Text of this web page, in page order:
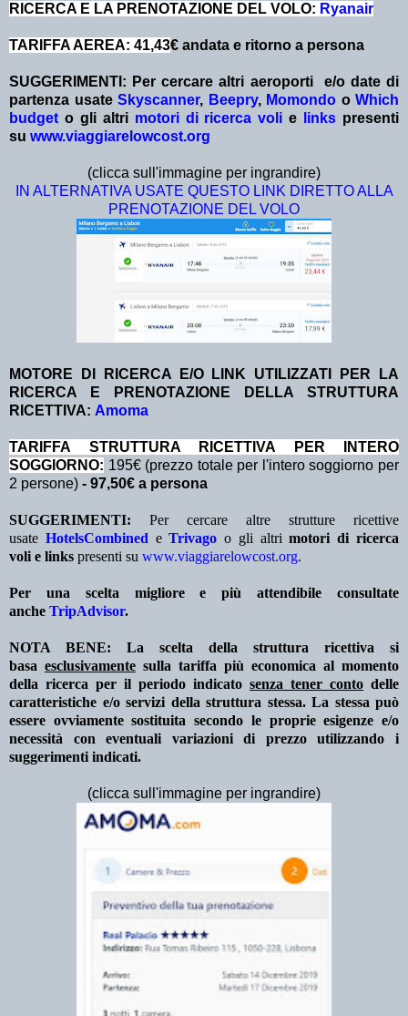
RICERCA E LA PRENOTAZIONE DEL VOLO: Ryanair
TARIFFA AEREA: 41,43€ andata e ritorno a persona
SUGGERIMENTI: Per cercare altri aeroporti e/o date di
partenza usate Skyscanner, Beepry, Momondo o Which
budget o gli altri motori di ricerca voli e links presenti
su www.viaggiarelowcost.org
(clicca sull'immagine per ingrandire)
IN ALTERNATIVA USATE QUESTO LINK DIRETTO ALLA
PRENOTAZIONE DEL VOLO
MOTORE DI RICERCA E/O LINK UTILIZZATI PER LA
RICERCA E PRENOTAZIONE DELLA STRUTTURA
RICETTIVA: Amoma
TA RIFFA STRUTTURA RICETTIVA PER INTERO
SOGGIORNO: 195€ (prezzo totale per l'intero soggiorno per
2 persone) - 97,50€ a persona
SUGGERIMENTI: Per cercare altre strutture ricettive
usate HotelsCombined eTrivago o gli altrimotori di ricerca
voli e links presenti su www.viaggiarelowcost.org.
Per una scelta migliore e più attendibile consultate
anche TripAdvisor.
NOTA BENE: La scelta della struttura ricettiva si
basa esclusivamente sulla tariffa più economica al momento
della ricerca per il periodo indicato senza tener conto delle
caratteristiche e/o servizi della struttura stessa. La stessa può
essere ovviamente sostituita secondo le proprie esigenze e/o
necessità con eventuali variazioni di prezzo utilizzando i
suggerimenti indicati.
(clicca sull'immagine per ingrandire)